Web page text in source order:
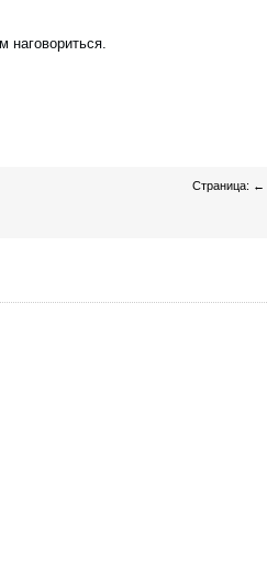
наговориться.
Страница: ←